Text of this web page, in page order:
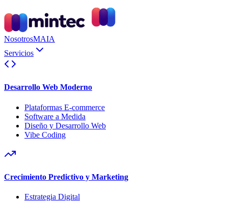
NosotrosMAIA
Servicios
Desarrollo Web Moderno
Plataformas E-commerce
Software a Medida
Diseño y Desarrollo Web
Vibe Coding
Crecimiento Predictivo y Marketing
Estrategia Digital